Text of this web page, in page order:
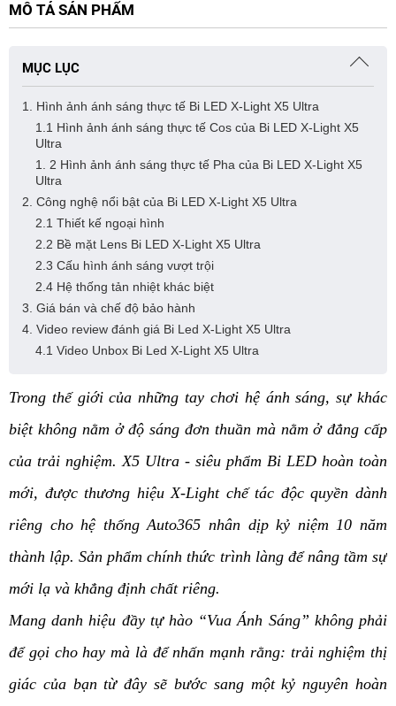
MÔ TẢ SẢN PHẨM
MỤC LỤC
1. Hình ảnh ánh sáng thực tế Bi LED X-Light X5 Ultra
1.1 Hình ảnh ánh sáng thực tế Cos của Bi LED X-Light X5
Ultra
1. 2 Hình ảnh ánh sáng thực tế Pha của Bi LED X-Light X5
Ultra
2. Công nghệ nổi bật của Bi LED X-Light X5 Ultra
2.1 Thiết kế ngoại hình
2.2 Bề mặt Lens Bi LED X-Light X5 Ultra
2.3 Cấu hình ánh sáng vượt trội
2.4 Hệ thống tản nhiệt khác biệt
3. Giá bán và chế độ bảo hành
4. Video review đánh giá Bi Led X-Light X5 Ultra
4.1 Video Unbox Bi Led X-Light X5 Ultra
Trong thế giới của những tay chơi hệ ánh sáng, sự khác
biệt không nằm ở độ sáng đơn thuần mà nằm ở đẳng cấp
của trải nghiệm. X5 Ultra - siêu phẩm Bi LED hoàn toàn
mới, được thương hiệu X-Light chế tác độc quyền dành
riêng cho hệ thống Auto365 nhân dịp kỷ niệm 10 năm
thành lập. Sản phẩm chính thức trình làng để nâng tầm sự
mới lạ và khẳng định chất riêng.
Mang danh hiệu đầy tự hào “Vua Ánh Sáng” không phải
để gọi cho hay mà là để nhấn mạnh rằng: trải nghiệm thị
giác của bạn từ đây sẽ bước sang một kỷ nguyên hoàn